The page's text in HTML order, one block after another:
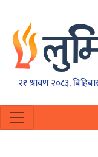
२१ श्रावण २०८३,